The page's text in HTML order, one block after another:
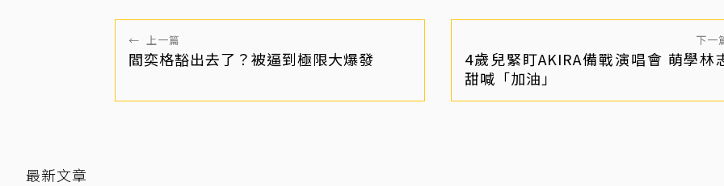
← 上一篇
閻奕格豁出去了？被逼到極限大爆發
下一
4歲兒緊盯AKIRA備戰演唱會 萌學林
甜喊「加油」
最新文章